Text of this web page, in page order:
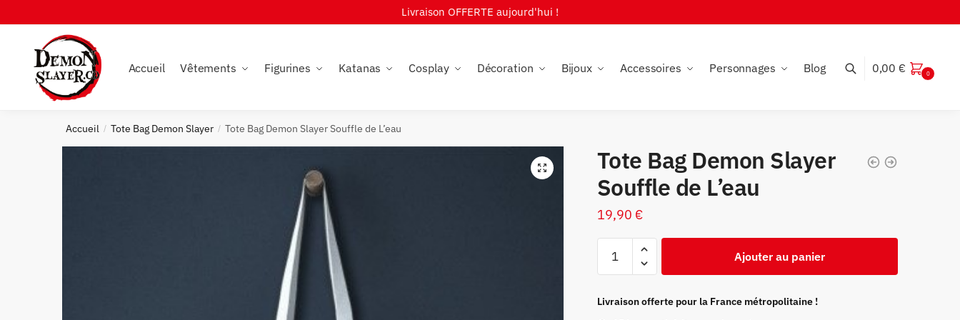
to
navigation
to
Livraison OFFERTE aujourd'hui !
Accueil Vêtements Figurines Katanas Cosplay Décoration Bijoux Accessoires Personnages Blog 0,00 € 0
Accueil / Tote Bag Demon Slayer / Tote Bag Demon Slayer Souffle de L’eau
🔍
Tote Bag Demon Slayer
Souffle de L’eau
19,90 €
Bag
Demon
Ajouter au panier
Livraison offerte pour la France métropolitaine !